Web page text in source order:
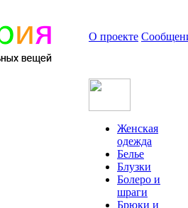
О проекте
Женская
одежда
Белье
Блузки
Болеро и
шраги
Брюки и